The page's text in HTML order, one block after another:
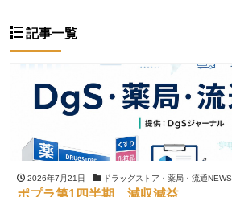
記事一覧
2026年7月21日 ドラッグストア・薬局・流通NEWS